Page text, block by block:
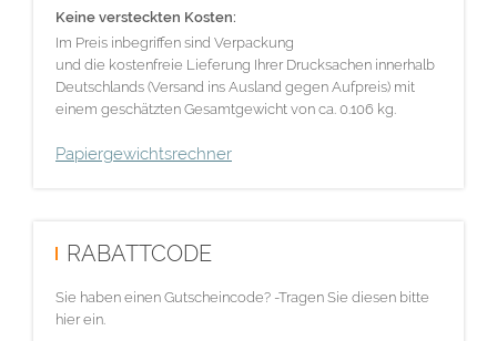
Keine versteckten Kosten:
Im Preis inbegriffen sind Verpackung
und die kostenfreie Lieferung Ihrer Drucksachen innerhalb
Deutschlands (Versand ins Ausland gegen Aufpreis) mit
einem geschätzten Gesamtgewicht von ca. 0.106 kg.
Papiergewichtsrechner
RABATTCODE
Sie haben einen Gutscheincode? -Tragen Sie diesen bitte
hier ein.